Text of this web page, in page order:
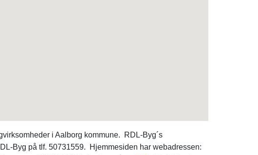
i Aalborg kommune. RDL-Byg´s
Byg på tlf. 50731559. Hjemmesiden har webadressen: